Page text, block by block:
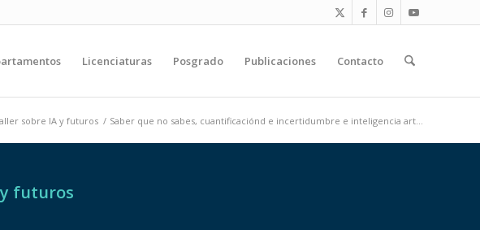
Licenciaturas Posgrado Publicaciones Contacto
sobre IA y futuros / Saber que no sabes, cuantificaciónd e incertidumbre e inteligencia art...
futuros